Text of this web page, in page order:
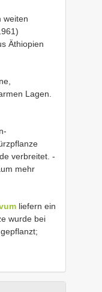
weiten
Äthiopien
Lagen.
verbreitet. -
mehr
liefern ein
wurde bei